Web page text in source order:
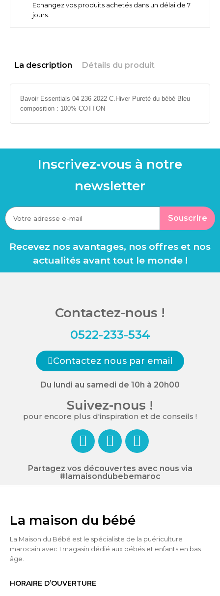
Echangez vos produits achetés dans un délai de 7
jours.
La description Détails du produit
Bavoir Essentials 04 236 2022 C.Hiver Pureté du bébé Bleu
composition : 100% COTTON
Inscrivez-vous à notre
newsletter
Souscrire
Recevez nos avantages, nos offres et nos
actualités avant tout le monde !
Contactez-nous !
0522-233-534
Contactez nous par email
Du lundi au samedi de 10h à 20h00
Suivez-nous !
pour encore plus d'inspiration et de conseils !
Partagez vos découvertes avec nous via
#lamaisondubebemaroc
La maison du bébé
La Maison du Bébé est le spécialiste de la puériculture
marocain avec 1 magasin dédié aux bébés et enfants en bas
âge.
HORAIRE D’OUVERTURE